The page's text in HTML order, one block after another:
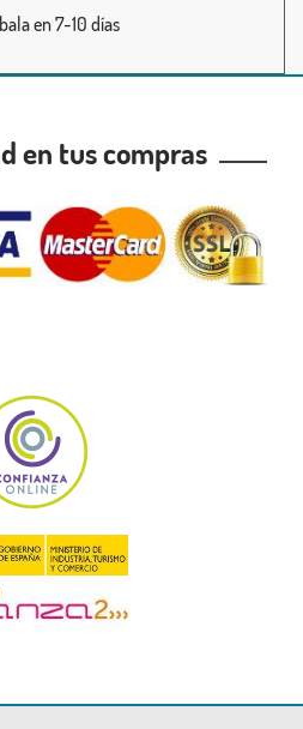
en 7-10 días
en tus compras